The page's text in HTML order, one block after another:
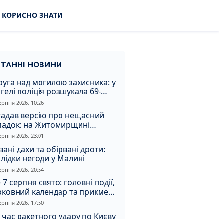
КОРИСНО ЗНАТИ
НОВИНИ
над могилою захисника: у
поліція розшукала 69-
зловмисника
2026, 10:26
версію про нещасний
на Житомирщині
чоловіка за вбивство
2026, 23:01
дахи та обірвані дроти:
негоди у Малині
2026, 20:54
7 серпня свято: головні події,
календар та прикмети
2026, 17:50
час ракетного удару по Києву